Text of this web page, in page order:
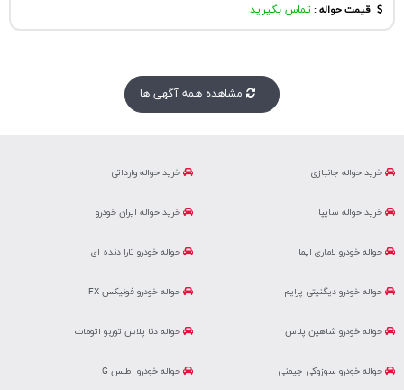
قیمت حواله : تماس بگیرید
مشاهده همه آگهی ها
خرید حواله وارداتی خرید حواله جانبازی
خرید حواله ایران خودرو خرید حواله سایپا
حواله خودرو تارا دنده ای حواله خودرو لاماری ایما
حواله خودرو فونیکس FX حواله خودرو دیگنیتی پرایم
حواله دنا پلاس توربو اتومات حواله خودرو شاهین پلاس
حواله خودرو اطلس G حواله خودرو سوزوکی جیمنی